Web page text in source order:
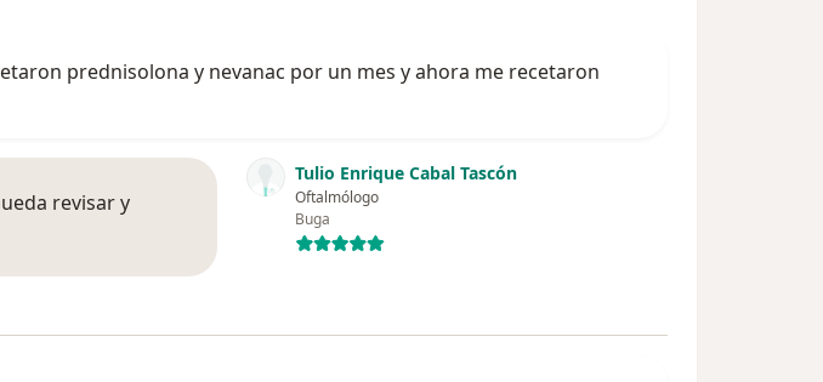
prednisolona y nevanac por un mes y ahora me recetaron
Tulio Enrique Cabal Tascón
Oftalmólogo
Buga
revisar y